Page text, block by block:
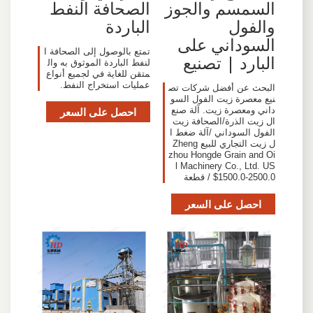
السمسم والجوز
والفول
السوداني على
البارد | تصنيع
البحث عن أفضل شركات تص
نيع معصرة زيت الفول السو
داني ومعصرة زيت. آلة صنع
ال زيت الذرة/الصحافة زيت
الفول السوداني /آلة ضغط ا
ل زيت التجاري للبيع Zheng
zhou Hongde Grain and Oi
l Machinery Co., Ltd. US
$1500.0-2500.0 / قطعة
احصل على السعر
الصحافة النفط
الباردة
تمتع بالوصول إلى الصحافة ا
لنفط الباردة الموثوق به وال
متقن للغاية في لجميع أنواع
عمليات استخراج النفط.
احصل على السعر